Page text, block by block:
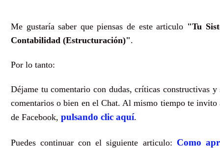
Me gustaría saber que piensas de este articulo "Tu
Contabilidad (Estructuración)".
Por lo tanto:
Déjame tu comentario con dudas, críticas constructivas y
comentarios o bien en el Chat. Al mismo tiempo te invito
de Facebook, pulsando clic aquí.
Puedes continuar con el siguiente articulo: Como